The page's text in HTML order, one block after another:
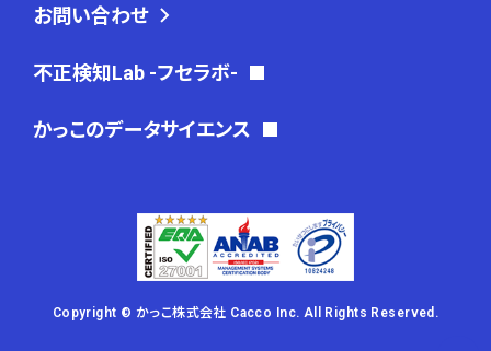
お問い合わせ
不正検知Lab -フセラボ-
かっこのデータサイエンス
Copyright © かっこ株式会社 Cacco Inc. All Rights Reserved.